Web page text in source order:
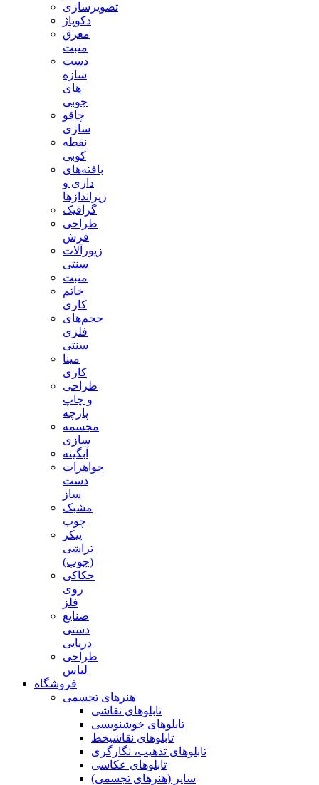
تصویرسازی
دکوپاژ
معرق
منبت
دست
سازه
های
چوبی
چاقو
سازی
نقطه
کوبی
بافته‌های
داری و
زیراندازها
گرافیک
طراحی
فرش
زیورآلات
سنتی
منبت
خاتم
کاری
حجم‌های
فلزی
سنتی
مینا
کاری
طراحی
و چاپ
پارچه
مجسمه
سازی
آبگینه
جواهرات
دست
ساز
مشبک
چوب
پیکر
تراشی
(چوب)
حکاکی
روی
فلز
صنایع
دستی
دریایی
طراحی
لباس
فروشگاه
هنرهای تجسمی
تابلوهای نقاشی
تابلوهای خوشنویسی
تابلوهای نقاشیخط
تابلوهای تذهیب، نگارگری
تابلوهای عکاسی
سایر (هنرهای تجسمی)